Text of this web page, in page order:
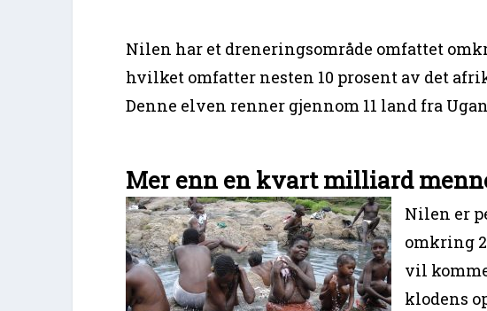
Nilen har et dreneringsområde omfattet
hvilket omfatter nesten 10 prosent av det
Denne elven renner gjennom 11 land fra
Mer enn en kvart milliard
Nilen er
omkring
vil
klodens